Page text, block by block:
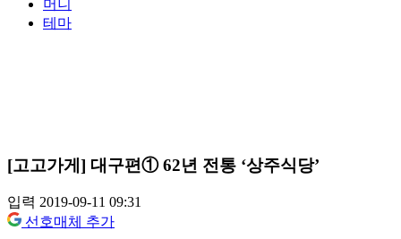
머니
테마
[고고가게] 대구편① 62년 전통 ‘상주식당’
입력 2019-09-11 09:31
선호매체 추가